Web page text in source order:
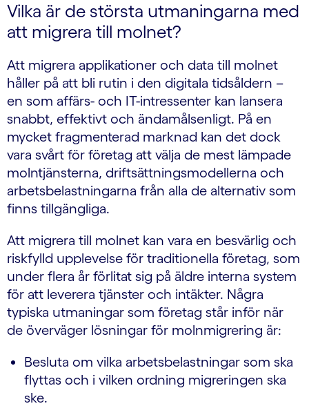
Vilka är de största utmaningarna med
att migrera till molnet?
Att migrera applikationer och data till molnet
håller på att bli rutin i den digitala tidsåldern –
en som affärs- och IT-intressenter kan lansera
snabbt, effektivt och ändamålsenligt. På en
mycket fragmenterad marknad kan det dock
vara svårt för företag att välja de mest lämpade
molntjänsterna, driftsättningsmodellerna och
arbetsbelastningarna från alla de alternativ som
finns tillgängliga.
Att migrera till molnet kan vara en besvärlig och
riskfylld upplevelse för traditionella företag, som
under flera år förlitat sig på äldre interna system
för att leverera tjänster och intäkter. Några
typiska utmaningar som företag står inför när
de överväger lösningar för molnmigrering är:
Besluta om vilka arbetsbelastningar som ska
flyttas och i vilken ordning migreringen ska
ske.